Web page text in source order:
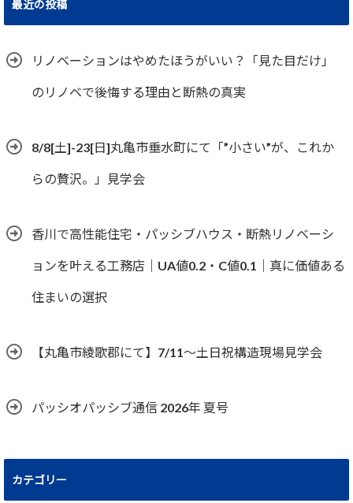
最近の投稿
リノベーションはやめたほうがいい？「見た目だけ」
のリノベで後悔する理由と断熱の真実
8/8[土]-23[日]丸亀市垂水町にて「”小さい”が、これか
らの贅沢。」見学会
香川で高性能住宅・パッシブハウス・断熱リノベーシ
ョンを叶える工務店｜UA値0.2・C値0.1｜真に価値ある
住まいの選択
【丸亀市綾歌郡にて】7/11～土日祝構造現場見学会
パッシオパッシブ通信 2026年 夏号
カテゴリー